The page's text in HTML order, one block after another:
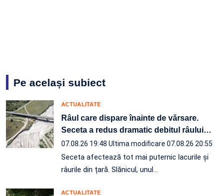
Pe același subiect
ACTUALITATE
Râul care dispare înainte de vărsare.
Seceta a redus dramatic debitul râului…
07.08.26 19:48 Ultima modificare 07.08.26 20:55
Seceta afectează tot mai puternic lacurile și
râurile din țară. Slănicul, unul…
ACTUALITATE